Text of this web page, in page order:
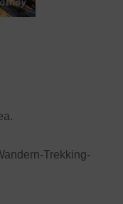
Trekking-